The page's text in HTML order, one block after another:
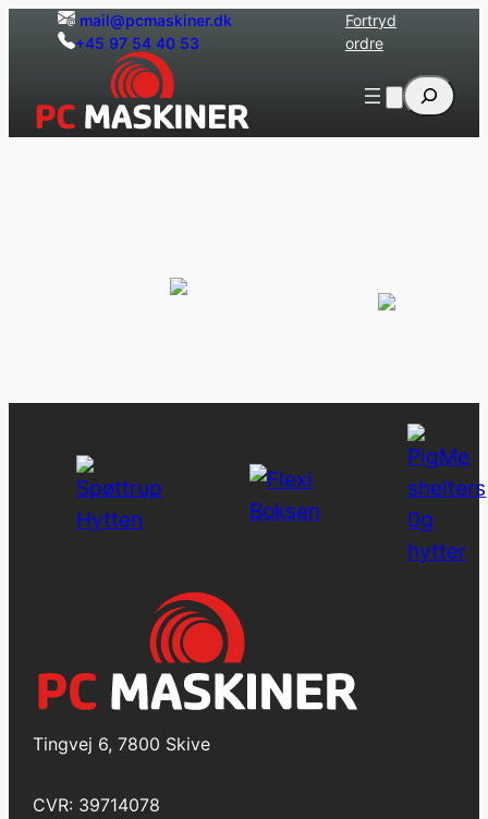
Spring mail@pcmaskiner.dk
+45 97 54 40 53
Fortryd
ordre
Søg
Tingvej 6, 7800 Skive
CVR: 39714078